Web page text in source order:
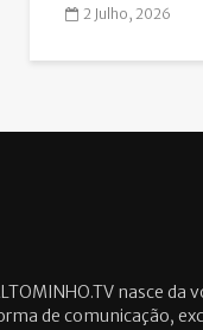
2 Julho, 2026
nasce da
de comunicação,